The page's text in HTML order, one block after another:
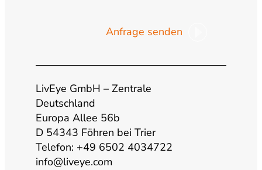
u
t
b
s
t
g
e
k
Anfrage senden
LivEye GmbH – Zentrale
Deutschland
Europa Allee 56b
D 54343 Föhren bei Trier
Telefon: +49 6502 4034722
info@liveye.com